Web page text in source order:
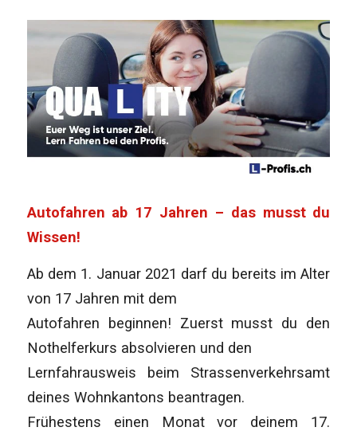
Autofahren ab 17 Jahren – das musst du
Wissen!
Ab dem 1. Januar 2021 darf du bereits im Alter
von 17 Jahren mit dem
Autofahren beginnen! Zuerst musst du den
Nothelferkurs absolvieren und den
Lernfahrausweis beim Strassenverkehrsamt
deines Wohnkantons beantragen.
Frühestens einen Monat vor deinem 17.